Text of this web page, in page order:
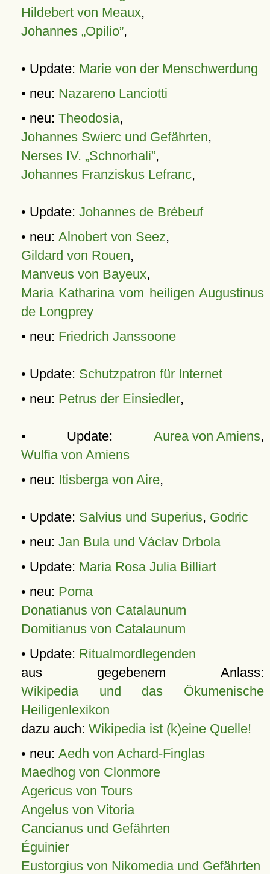
Hildebert von Meaux,
Johannes „Opilio”,
• Update: Marie von der Menschwerdung
• neu: Nazareno Lanciotti
• neu: Theodosia,
Johannes Swierc und Gefährten,
Nerses IV. „Schnorhali”,
Johannes Franziskus Lefranc,
• Update: Johannes de Brébeuf
• neu: Alnobert von Seez,
Gildard von Rouen,
Manveus von Bayeux,
Maria Katharina vom heiligen Augustinus
de Longprey
• neu: Friedrich Janssoone
• Update: Schutzpatron für Internet
• neu: Petrus der Einsiedler,
• Update: Aurea von Amiens,
Wulfia von Amiens
• neu: Itisberga von Aire,
• Update: Salvius und Superius, Godric
• neu: Jan Bula und Václav Drbola
• Update: Maria Rosa Julia Billiart
• neu: Poma
Donatianus von Catalaunum
Domitianus von Catalaunum
• Update: Ritualmordlegenden
aus gegebenem Anlass:
Wikipedia und das Ökumenische
Heiligenlexikon
dazu auch: Wikipedia ist (k)eine Quelle!
• neu: Aedh von Achard-Finglas
Maedhog von Clonmore
Agericus von Tours
Angelus von Vitoria
Cancianus und Gefährten
Éguinier
Eustorgius von Nikomedia und Gefährten